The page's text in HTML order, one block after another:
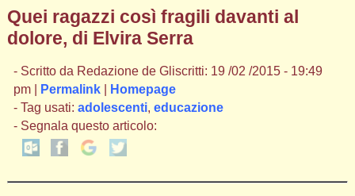
Quei ragazzi così fragili davanti al
dolore, di Elvira Serra
- Scritto da Redazione de Gliscritti: 19 /02 /2015 - 19:49
pm |
Permalink|
Homepage
- Tag usati: adolescenti, educazione
- Segnala questo articolo: